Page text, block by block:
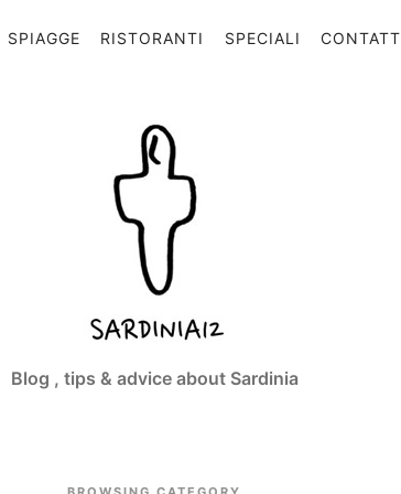
Sardinia12
Blog , tips & advice about Sardinia
SPIAGGE RISTORANTI SPECIALI